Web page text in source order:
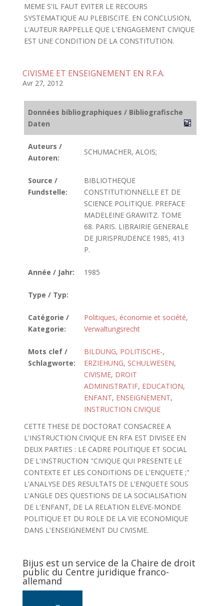
MEME S'IL FAUT EVITER LE RECOURS
SYSTEMATIQUE AU PLEBISCITE. EN CONCLUSION,
L'AUTEUR RAPPELLE QUE L'ENGAGEMENT CIVIQUE
EST UNE CONDITION DE LA CONSTITUTION.
CIVISME ET ENSEIGNEMENT EN R.F.A.
Avr 27, 2012
Données bibliographiques / Bibliografische
Daten
Auteurs /
Autoren:
SCHUMACHER, ALOIS;
Source /
Fundstelle:
BIBLIOTHEQUE
CONSTITUTIONNELLE ET DE
SCIENCE POLITIQUE. PREFACE
MADELEINE GRAWITZ. TOME
68. PARIS. LIBRAIRIE GENERALE
DE JURISPRUDENCE 1985, 413
P.
Année / Jahr: 1985
Type / Typ:
Catégorie /
Kategorie:
Politiques, économie et société,
Verwaltungsrecht
Mots clef /
Schlagworte:
BILDUNG, POLITISCHE-,
ERZIEHUNG, SCHULWESEN,
CIVISME, DROIT
ADMINISTRATIF, EDUCATION,
ENFANT, ENSEIGNEMENT,
INSTRUCTION CIVIQUE
CETTE THESE DE DOCTORAT CONSACREE A
L'INSTRUCTION CIVIQUE EN RFA EST DIVISEE EN
DEUX PARTIES : LE CADRE POLITIQUE ET SOCIAL
DE L'INSTRUCTION "CIVIQUE QUI PRESENTE LE
CONTEXTE ET LES CONDITIONS DE L'ENQUETE ;"
L'ANALYSE DES RESULTATS DE L'ENQUETE SOUS
L'ANGLE DES QUESTIONS DE LA SOCIALISATION
DE L'ENFANT, DE LA RELATION ELEVE-MONDE
POLITIQUE ET DU ROLE DE LA VIE ECONOMIQUE
DANS L'ENSEIGNEMENT DU CIVISME.
Bijus est un service de la Chaire de droit
public du Centre juridique franco-
allemand